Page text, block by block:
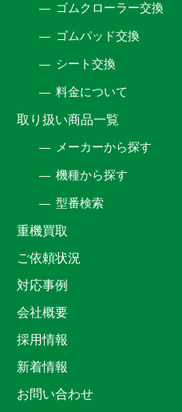
ゴムクローラー交換
ゴムパッド交換
シート交換
料金について
取り扱い商品一覧
メーカーから探す
機種から探す
型番検索
重機買取
ご依頼状況
対応事例
会社概要
採用情報
新着情報
お問い合わせ